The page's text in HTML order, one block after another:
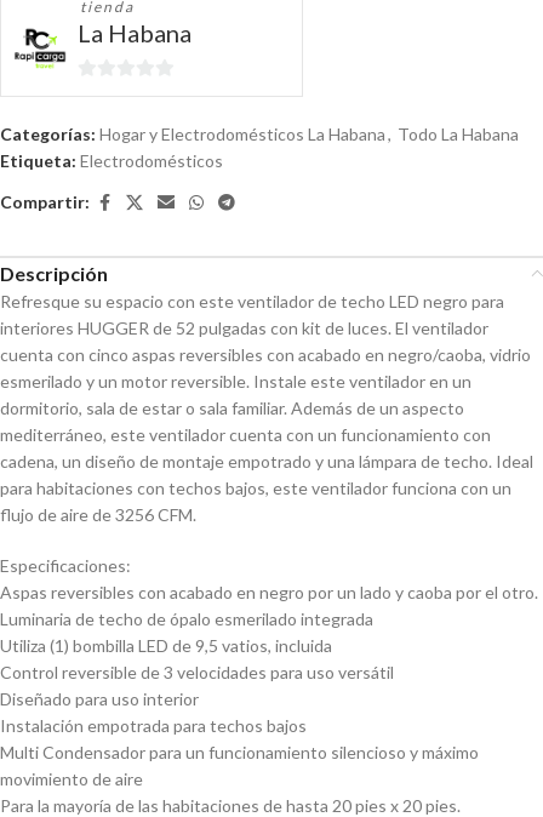
tienda
La Habana
0
Categorías: Hogar y Electrodomésticos La Habana, Todo La Habana
Etiqueta: Electrodomésticos
Compartir:
Descripción
Refresque su espacio con este ventilador de techo LED negro para
interiores HUGGER de 52 pulgadas con kit de luces. El ventilador
cuenta con cinco aspas reversibles con acabado en negro/caoba, vidrio
esmerilado y un motor reversible. Instale este ventilador en un
dormitorio, sala de estar o sala familiar. Además de un aspecto
mediterráneo, este ventilador cuenta con un funcionamiento con
cadena, un diseño de montaje empotrado y una lámpara de techo. Ideal
para habitaciones con techos bajos, este ventilador funciona con un
flujo de aire de 3256 CFM.
Especificaciones:
Aspas reversibles con acabado en negro por un lado y caoba por el otro.
Luminaria de techo de ópalo esmerilado integrada
Utiliza (1) bombilla LED de 9,5 vatios, incluida
Control reversible de 3 velocidades para uso versátil
Diseñado para uso interior
Instalación empotrada para techos bajos
Multi Condensador para un funcionamiento silencioso y máximo
movimiento de aire
Para la mayoría de las habitaciones de hasta 20 pies x 20 pies.